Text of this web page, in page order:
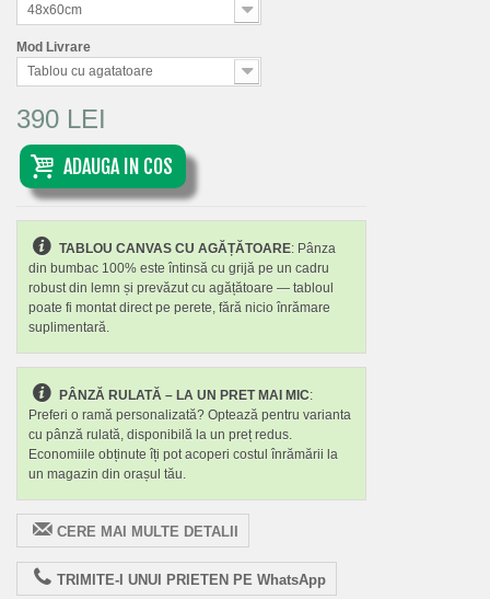
48x60cm
Mod Livrare
Tablou cu agatatoare
390 LEI
ADAUGA IN COS
TABLOU CANVAS CU AGĂȚĂTOARE: Pânza
din bumbac 100% este întinsă cu grijă pe un cadru
robust din lemn și prevăzut cu agățătoare — tabloul
poate fi montat direct pe perete, fără nicio înrămare
suplimentară.
PÂNZĂ RULATĂ – LA UN PRET MAI MIC:
Preferi o ramă personalizată? Optează pentru varianta
cu pânză rulată, disponibilă la un preț redus.
Economiile obținute îți pot acoperi costul înrămării la
un magazin din orașul tău.
CERE MAI MULTE DETALII
TRIMITE-I UNUI PRIETEN PE WhatsApp